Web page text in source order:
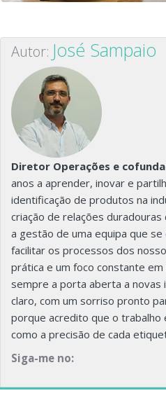
Autor: José Sampaio
Diretor Operações e
anos a aprender, inovar e
identificação de produtos na
criação de relações
a gestão de uma equipa que
facilitar os processos dos
prática e um foco constante
sempre a porta aberta a novas
claro, com um sorriso pronto
porque acredito que o
como a precisão de cada
Siga-me no: